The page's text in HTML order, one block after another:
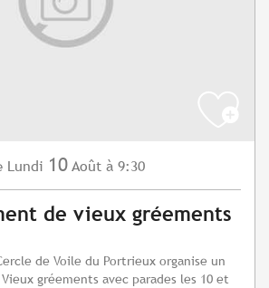
Lundi 10 Août à 9:30
de vieux gréements
de Voile du Portrieux organise un
gréements avec parades les 10 et